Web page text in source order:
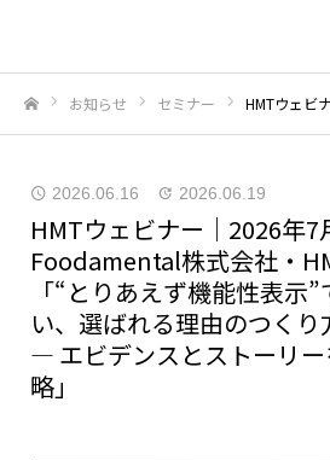
お知らせ セミナー HMTウェビナー｜2026年7月開催 Foodamental株式会社・
2026.06.16 2026.06.19
HMTウェビナー｜2026年7
Foodamental株式会社・
「“とりあえず機能性表示
い、選ばれる理由のつくり
― エビデンスとストーリ
略」